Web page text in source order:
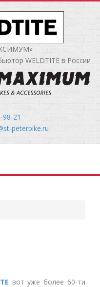
WELDTITE в России
98-21
peterbike.ru
вот уже более 60-ти